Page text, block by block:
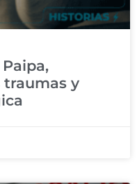
traumas y